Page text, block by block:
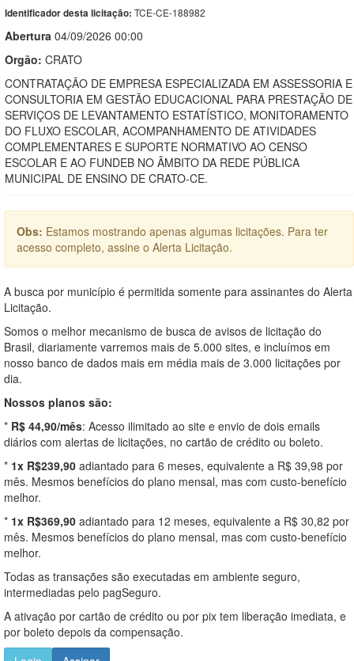
Identificador desta licitação: TCE-CE-188982
Abertura 04/09/2026 00:00
Orgão: CRATO
CONTRATAÇÃO DE EMPRESA ESPECIALIZADA EM ASSESSORIA E
CONSULTORIA EM GESTÃO EDUCACIONAL PARA PRESTAÇÃO DE
SERVIÇOS DE LEVANTAMENTO ESTATÍSTICO, MONITORAMENTO
DO FLUXO ESCOLAR, ACOMPANHAMENTO DE ATIVIDADES
COMPLEMENTARES E SUPORTE NORMATIVO AO CENSO
ESCOLAR E AO FUNDEB NO ÂMBITO DA REDE PÚBLICA
MUNICIPAL DE ENSINO DE CRATO-CE.
Obs: Estamos mostrando apenas algumas licitações. Para ter
acesso completo, assine o Alerta Licitação.
A busca por município é permitida somente para assinantes do Alerta
Licitação.
Somos o melhor mecanismo de busca de avisos de licitação do
Brasil, diariamente varremos mais de 5.000 sites, e incluímos em
nosso banco de dados mais em média mais de 3.000 licitações por
dia.
Nossos planos são:
* R$ 44,90/mês: Acesso ilimitado ao site e envio de dois emails
diários com alertas de licitações, no cartão de crédito ou boleto.
* 1x R$239,90 adiantado para 6 meses, equivalente a R$ 39,98 por
mês. Mesmos benefícios do plano mensal, mas com custo-benefício
melhor.
* 1x R$369,90 adiantado para 12 meses, equivalente a R$ 30,82 por
mês. Mesmos benefícios do plano mensal, mas com custo-benefício
melhor.
Todas as transações são executadas em ambiente seguro,
intermediadas pelo pagSeguro.
A ativação por cartão de crédito ou por pix tem liberação imediata, e
por boleto depois da compensação.